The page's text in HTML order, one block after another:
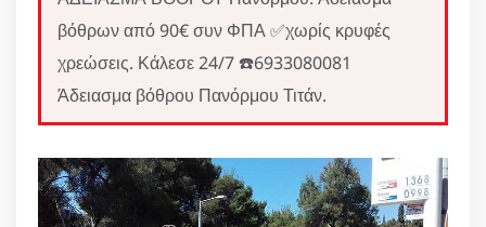
βόθρων από 90€ συν ΦΠΑ ✅χωρίς κρυφές
χρεώσεις. Κάλεσε 24/7 ☎️6933080081
Άδειασμα βόθρου Πανόρμου Τιτάν.